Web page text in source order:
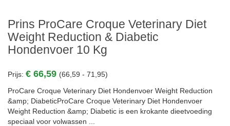
Prins ProCare Croque Veterinary Diet
Weight Reduction & Diabetic
Hondenvoer 10 Kg
Prijs: € 66,59 (66,59 - 71,95)
ProCare Croque Veterinary Diet Hondenvoer Weight Reduction
&amp; DiabeticProCare Croque Veterinary Diet Hondenvoer
Weight Reduction &amp; Diabetic is een krokante dieetvoeding
speciaal voor volwassen ...